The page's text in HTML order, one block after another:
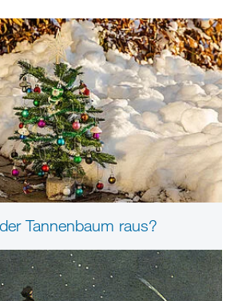
Tannenbaum raus?